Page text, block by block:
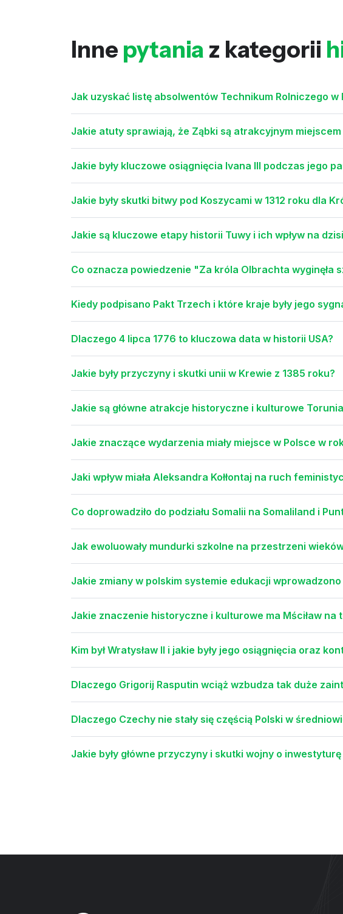
Inne pytania z kategorii
Jak uzyskać listę absolwentów Technikum Rolniczego
Jakie atuty sprawiają, że Ząbki są atrakcyjnym
Jakie były kluczowe osiągnięcia Ivana III podczas jego
Jakie były skutki bitwy pod Koszycami w 1312 roku dla
Jakie są kluczowe etapy historii Tuwy i ich wpływ na
Co oznacza powiedzenie "Za króla Olbrachta wyginęła
Kiedy podpisano Pakt Trzech i które kraje były jego
Dlaczego 4 lipca 1776 to kluczowa data w historii USA?
Jakie były przyczyny i skutki unii w Krewie z 1385 roku?
Jakie są główne atrakcje historyczne i kulturowe
Jakie znaczące wydarzenia miały miejsce w Polsce w
Jaki wpływ miała Aleksandra Kołłontaj na ruch
Co doprowadziło do podziału Somalii na Somaliland i
Jak ewoluowały mundurki szkolne na przestrzeni
Jakie zmiany w polskim systemie edukacji
Jakie znaczenie historyczne i kulturowe ma Mściław na
Kim był Wratysław II i jakie były jego osiągnięcia oraz
Dlaczego Grigorij Rasputin wciąż wzbudza tak duże
Dlaczego Czechy nie stały się częścią Polski w
Jakie były główne przyczyny i skutki wojny o